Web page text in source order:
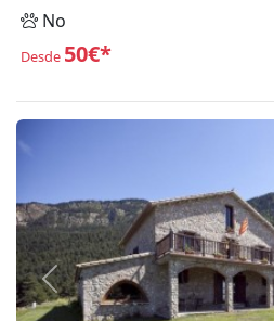
No
Desde 50€*
Anterior